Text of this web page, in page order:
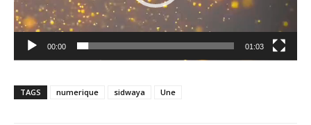
00:00 01:03
TAGS numerique sidwaya Une